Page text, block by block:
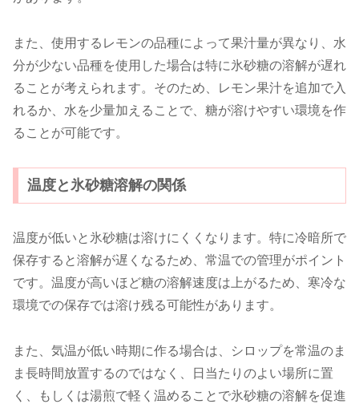
また、使用するレモンの品種によって果汁量が異なり、水
分が少ない品種を使用した場合は特に氷砂糖の溶解が遅れ
ることが考えられます。そのため、レモン果汁を追加で入
れるか、水を少量加えることで、糖が溶けやすい環境を作
ることが可能です。
温度と氷砂糖溶解の関係
温度が低いと氷砂糖は溶けにくくなります。特に冷暗所で
保存すると溶解が遅くなるため、常温での管理がポイント
です。温度が高いほど糖の溶解速度は上がるため、寒冷な
環境での保存では溶け残る可能性があります。
また、気温が低い時期に作る場合は、シロップを常温のま
ま長時間放置するのではなく、日当たりのよい場所に置
く、もしくは湯煎で軽く温めることで氷砂糖の溶解を促進